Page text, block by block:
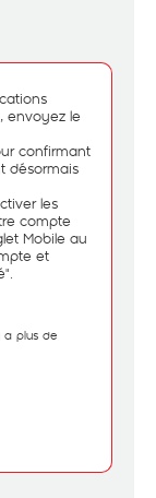
envoyez le
confirmant
désormais
les
compte
Mobile au
et
a plus de